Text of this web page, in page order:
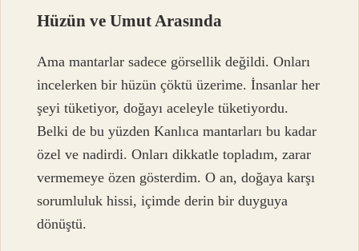
Hüzün ve Umut Arasında
Ama mantarlar sadece görsellik değildi. Onları
incelerken bir hüzün çöktü üzerime. İnsanlar her
şeyi tüketiyor, doğayı aceleyle tüketiyordu.
Belki de bu yüzden Kanlıca mantarları bu kadar
özel ve nadirdi. Onları dikkatle topladım, zarar
vermemeye özen gösterdim. O an, doğaya karşı
sorumluluk hissi, içimde derin bir duyguya
dönüştü.